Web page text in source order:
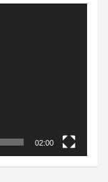
02:00